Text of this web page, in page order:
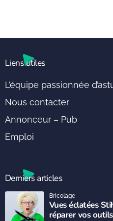
Liens utiles
L’équipe passionnée
Nous contacter
Annonceur – Pub
Emploi
Derniers articles
Vues éclatées
réparer vos
Bricolage